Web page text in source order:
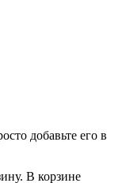
добавьте его в
В корзине